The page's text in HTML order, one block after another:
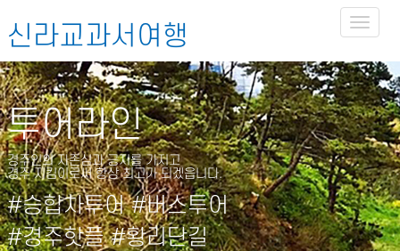
Toggle
신라교과서여행
투어라인
경주인의 자존심과 긍지를 가지고
경주 지킴이로써 항상 최고가 되겠읍니다.
#승합차투어 #버스투어
#경주핫플 #황리단길